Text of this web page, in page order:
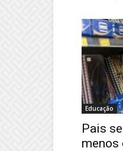
Educação
Pais
menos